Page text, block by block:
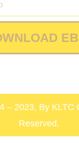
– 2023, By KLTC
Reserved.